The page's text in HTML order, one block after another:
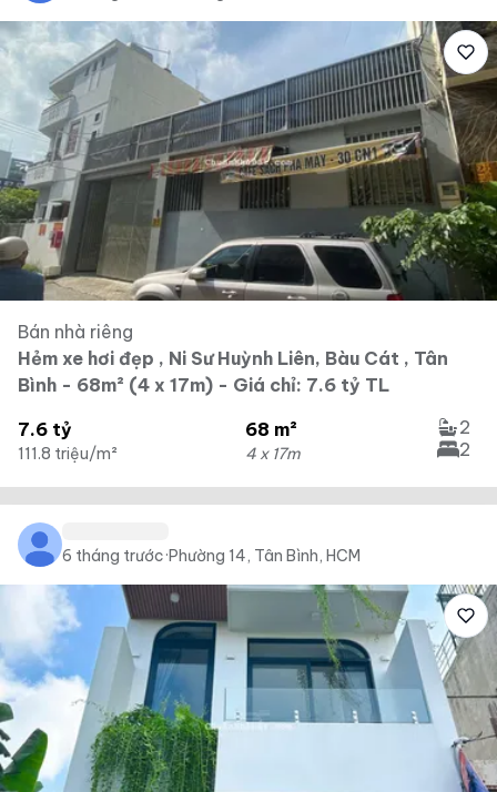
Bán nhà riêng
Hẻm xe hơi đẹp , Ni Sư Huỳnh Liên, Bàu Cát , Tân
Bình - 68m² (4 x 17m) - Giá chỉ: 7.6 tỷ TL
7.6 tỷ
111.8 triệu/m²
68 m²
4 x 17m
2
2
6 tháng trước·Phường 14, Tân Bình, HCM